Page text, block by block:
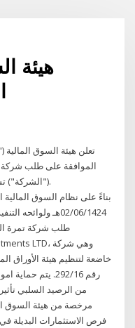
هيئة
تعلن هيئة السوق
الموافقة على طلب شركة
("الشركة") تسجيل وطرح جزء من أسهمها للاكتتاب العام.
02/06/1424هـ
طلب شركة تمرة
خاضعة لتنظيم هيئة الأوراق
رقم 292/16. يتم
من الرصيد السلبي
فرص الاستثمارات البديلة